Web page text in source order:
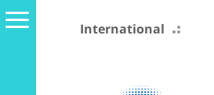
International